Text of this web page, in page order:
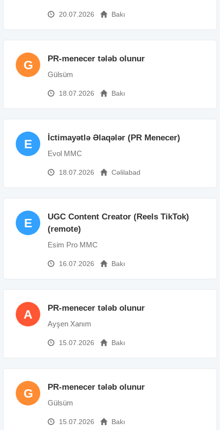
20.07.2026 Bakı
G PR-menecer tələb olunur
Gülsüm
18.07.2026 Bakı
E İctimayətlə Əlaqələr (PR Menecer)
Evol MMC
18.07.2026 Cəlilabad
E
UGC Content Creator (Reels TikTok)
(remote)
Esim Pro MMC
16.07.2026 Bakı
A PR-menecer tələb olunur
Ayşen Xanım
15.07.2026 Bakı
G PR-menecer tələb olunur
Gülsüm
15.07.2026 Bakı